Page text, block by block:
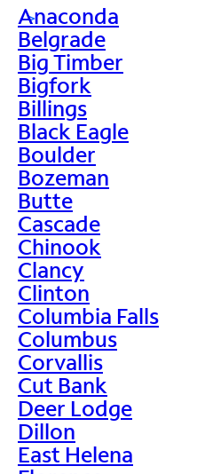
>
Anaconda
Belgrade
Big Timber
Bigfork
Billings
Black Eagle
Boulder
Bozeman
Butte
Cascade
Chinook
Clancy
Clinton
Columbia Falls
Columbus
Corvallis
Cut Bank
Deer Lodge
Dillon
East Helena